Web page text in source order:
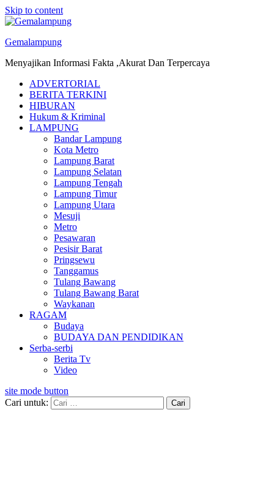
Skip to content
Gemalampung
Menyajikan Informasi Fakta ,Akurat Dan Terpercaya
ADVERTORIAL
BERITA TERKINI
HIBURAN
Hukum & Kriminal
LAMPUNG
Bandar Lampung
Kota Metro
Lampung Barat
Lampung Selatan
Lampung Tengah
Lampung Timur
Lampung Utara
Mesuji
Metro
Pesawaran
Pesisir Barat
Pringsewu
Tanggamus
Tulang Bawang
Tulang Bawang Barat
Waykanan
RAGAM
Budaya
BUDAYA DAN PENDIDIKAN
Serba-serbi
Berita Tv
Video
site mode button
Cari untuk: